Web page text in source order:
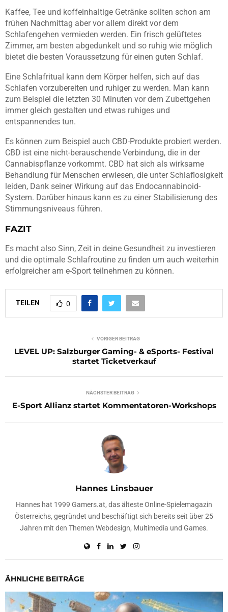
Kaffee, Tee und koffeinhaltige Getränke sollten schon am
frühen Nachmittag aber vor allem direkt vor dem
Schlafengehen vermieden werden. Ein frisch gelüftetes
Zimmer, am besten abgedunkelt und so ruhig wie möglich
bietet die besten Voraussetzung für einen guten Schlaf.
Eine Schlafritual kann dem Körper helfen, sich auf das
Schlafen vorzubereiten und ruhiger zu werden. Man kann
zum Beispiel die letzten 30 Minuten vor dem Zubettgehen
immer gleich gestalten und etwas ruhiges und
entspannendes tun.
Es können zum Beispiel auch CBD-Produkte probiert werden.
CBD ist eine nicht-berauschende Verbindung, die in der
Cannabispflanze vorkommt. CBD hat sich als wirksame
Behandlung für Menschen erwiesen, die unter Schlaflosigkeit
leiden, Dank seiner Wirkung auf das Endocannabinoid-
System. Darüber hinaus kann es zu einer Stabilisierung des
Stimmungsniveaus führen.
FAZIT
Es macht also Sinn, Zeit in deine Gesundheit zu investieren
und die optimale Schlafroutine zu finden um auch weiterhin
erfolgreicher am e-Sport teilnehmen zu können.
TEILEN 0
VORIGER BEITRAG
LEVEL UP: Salzburger Gaming- & eSports- Festival
startet Ticketverkauf
NÄCHSTER BEITRAG
E-Sport Allianz startet Kommentatoren-Workshops
Hannes Linsbauer
Hannes hat 1999 Gamers.at, das älteste Online-Spielemagazin
Österreichs, gegründet und beschäftigt sich bereits seit über 25
Jahren mit den Themen Webdesign, Multimedia und Games.
ÄHNLICHE BEITRÄGE